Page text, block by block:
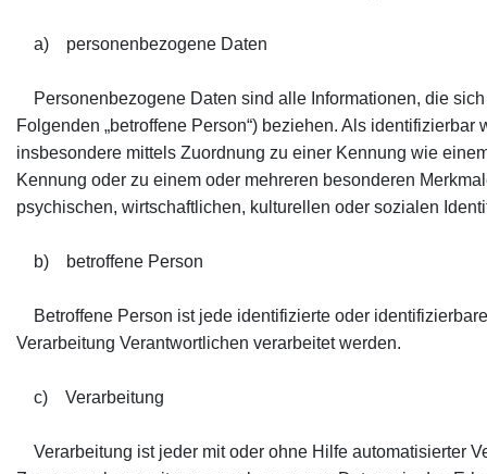
a) personenbezogene Daten
Personenbezogene Daten sind alle Informationen, die
Folgenden „betroffene Person“) beziehen. Als
insbesondere mittels Zuordnung zu einer Kennung wie
Kennung oder zu einem oder mehreren besonderen
psychischen, wirtschaftlichen, kulturellen oder sozialen
b) betroffene Person
Betroffene Person ist jede identifizierte oder
Verarbeitung Verantwortlichen verarbeitet werden.
c) Verarbeitung
Verarbeitung ist jeder mit oder ohne Hilfe automatisierter